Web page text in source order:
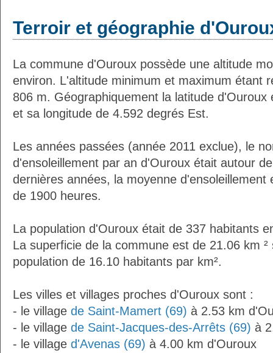
Terroir et géographie
La commune d'Ouroux possède une altitude
environ. L'altitude minimum et maximum étant
806 m. Géographiquement la latitude
et sa longitude de 4.592 degrés Est.
Les années passées (année 2011 exclue), le
d'ensoleillement par an d'Ouroux était autour
dernières années, la moyenne d'ensoleillement
de 1900 heures.
La population d'Ouroux était de 337 habitants
La superficie de la commune est de 21.06 km
population de 16.10 habitants par km².
Les villes et villages proches d'Ouroux sont :
- le village de Saint-Mamert (69) à 2.53 km
- le village de Saint-Jacques-des-Arrêts (69) à
- le village d'Avenas (69) à 4.00 km d'Ouroux